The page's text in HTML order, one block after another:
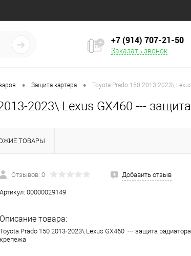
+7 (914) 707‒21‒50
Заказать звонок
• Защита картера • Toyota Prado 150 2013-2023\
2023\ Lexus GX460 ---
ТОВАРЫ
Отзывов: 0 Добавить отзыв
Артикул: 00000029149
Описание товара:
Toyota Prado 150 2013-2023\ Lexus GX460 --- защита
крепежа